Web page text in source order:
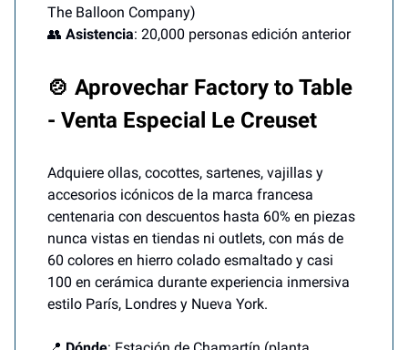
The Balloon Company)
👥 Asistencia: 20,000 personas edición anterior
🍲 Aprovechar Factory to Table
- Venta Especial Le Creuset
Adquiere ollas, cocottes, sartenes, vajillas y
accesorios icónicos de la marca francesa
centenaria con descuentos hasta 60% en piezas
nunca vistas en tiendas ni outlets, con más de
60 colores en hierro colado esmaltado y casi
100 en cerámica durante experiencia inmersiva
estilo París, Londres y Nueva York.